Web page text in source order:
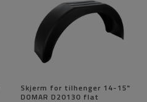
Skjerm for tilhenger 14-15"
DOMAR D20130 flat